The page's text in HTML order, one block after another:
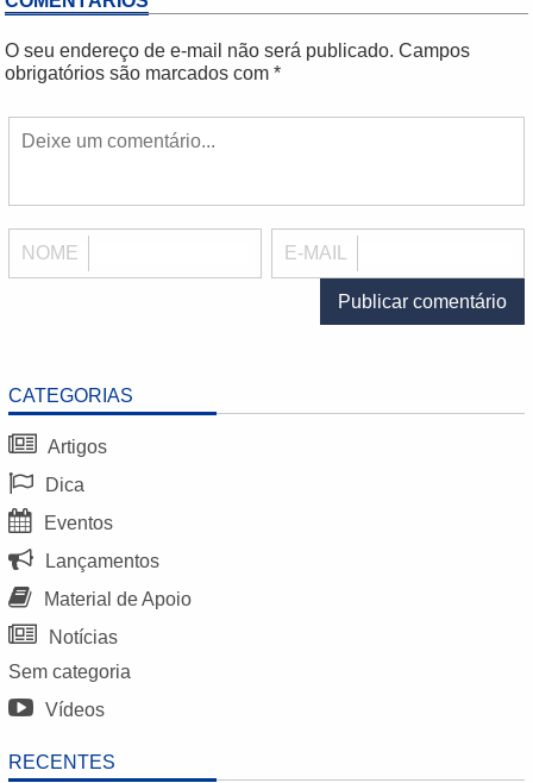
CATEGORIAS
Artigos
Dica
Eventos
Lançamentos
Material de Apoio
Notícias
Sem categoria
Vídeos
RECENTES
O seu endereço de e-mail não será publicado. Campos
obrigatórios são marcados com *
NOME E-MAIL